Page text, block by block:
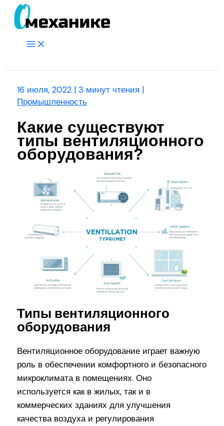
Перейти
Main
16 июля, 2022 |3 минут чтения |
Промышленность
Какие существуют
типы вентиляционного
оборудования?
Типы вентиляционного
оборудования
Вентиляционное оборудование играет важную
роль в обеспечении комфортного и безопасного
микроклимата в помещениях. Оно
используется как в жилых, так и в
коммерческих зданиях для улучшения
качества воздуха и регулирования